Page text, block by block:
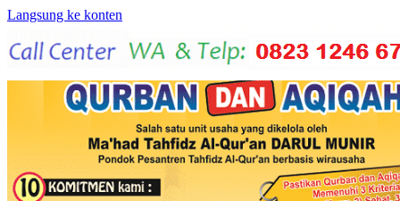
Langsung ke konten